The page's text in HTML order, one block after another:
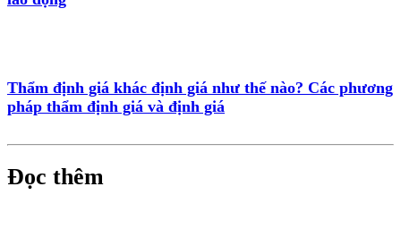
Thẩm định giá khác định giá như thế nào? Các phương
pháp thẩm định giá và định giá
Đọc thêm